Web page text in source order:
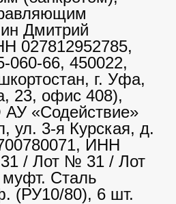
Дмитрий
027812952785,
66, 450022,
г. Уфа,
23, офис 408),
«Содействие»
ул. 3-я Курская, д.
ИНН
/ Лот № 31 / Лот
Сталь
(РУ10/80), 6 шт.